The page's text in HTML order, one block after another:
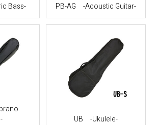
Bass- PB-AG -Acoustic Guitar-
UB -Ukulele-